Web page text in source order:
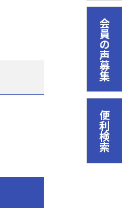
会員の声募集
便利検索